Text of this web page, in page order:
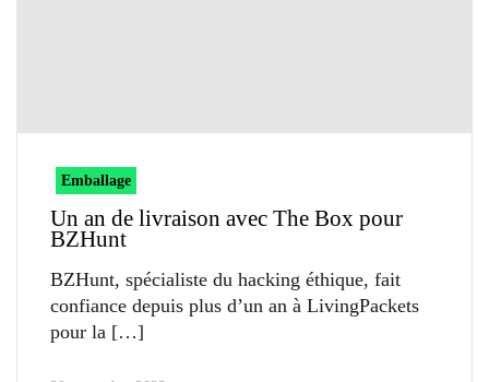
Emballage
Un an de livraison avec The Box pour
BZHunt
BZHunt, spécialiste du hacking éthique, fait
confiance depuis plus d’un an à LivingPackets
pour la